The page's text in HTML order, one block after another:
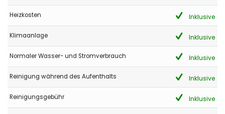
Mit diesem Objekt mieten Sie ein super tolles Haus mit toller
Ausstattung, super Lage und viel Privatsphäre !Wir waren mit
einer Gruppe von 14 Leuten dort und Können es nur umpfehlen
- 8,6
Familien mit kleinen Kindern - Mai 2015 - Niederlande :
(Originaltext)
Heizkosten Inklusive
Klimaanlage Inklusive
Normaler Wasser- und Stromverbrauch Inklusive
Reinigung während des Aufenthalts Inklusive
Reinigungsgebühr Inklusive